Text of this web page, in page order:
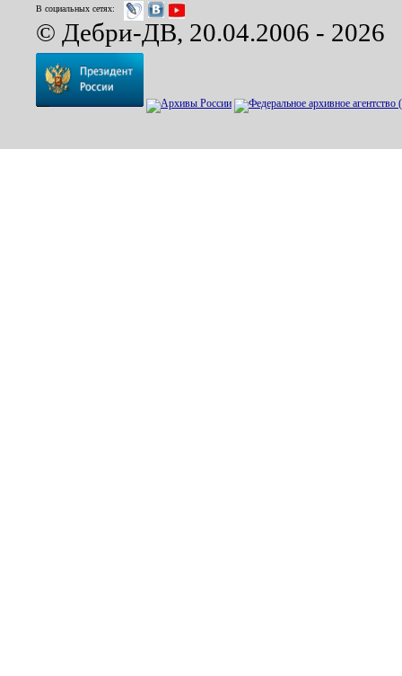
В социальных сетях:
© Дебри-ДВ, 20.04.2006 - 2026